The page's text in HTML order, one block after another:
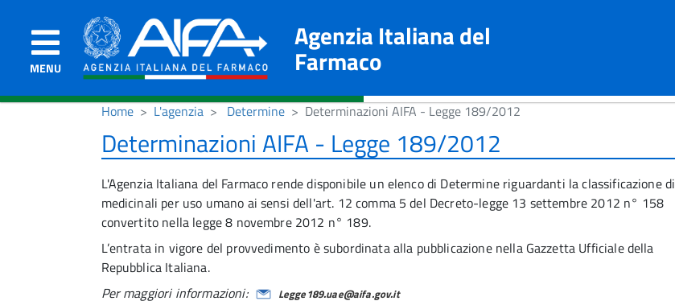
MENU
Agenzia Italiana del
Farmaco
Home L'agenzia Determine Determinazioni AIFA - Legge 189/2012
Determinazioni AIFA - Legge 189/2012
L'Agenzia Italiana del Farmaco rende disponibile un elenco di Determine riguardanti la classificazione di
medicinali per uso umano ai sensi dell'art. 12 comma 5 del Decreto-legge 13 settembre 2012 n° 158
convertito nella legge 8 novembre 2012 n° 189.
L’entrata in vigore del provvedimento è subordinata alla pubblicazione nella Gazzetta Ufficiale della
Repubblica Italiana.
Per maggiori informazioni:
Legge189.uae@aifa.gov.it